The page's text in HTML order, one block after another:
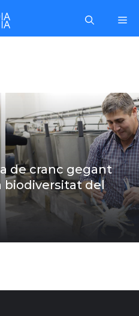
de cranc gegant
biodiversitat del